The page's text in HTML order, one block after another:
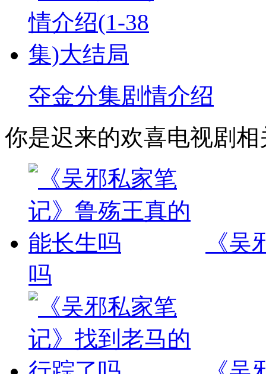
夺金分集剧情介绍
你是迟来的欢喜电视剧相
《
吗